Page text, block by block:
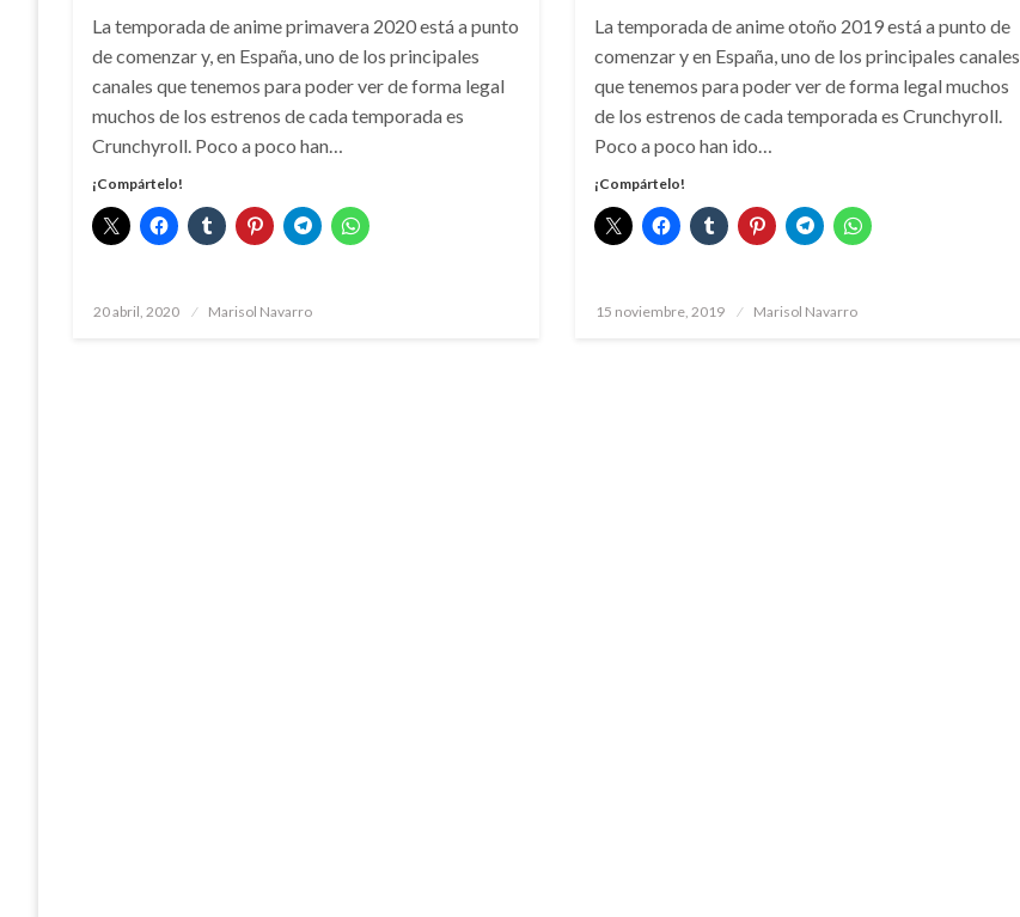
La temporada de anime primavera 2020 está a punto
de comenzar y, en España, uno de los principales
canales que tenemos para poder ver de forma legal
muchos de los estrenos de cada temporada es
Crunchyroll. Poco a poco han…
¡Compártelo!
Publicado
20 abril, 2020 Marisol Navarro
La temporada de anime otoño 2019 está a punto de
comenzar y en España, uno de los principales canales
que tenemos para poder ver de forma legal muchos
de los estrenos de cada temporada es Crunchyroll.
Poco a poco han ido…
¡Compártelo!
Publicado
15 noviembre, 2019 Marisol Navarro